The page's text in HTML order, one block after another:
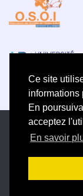
Ce site
informations
En
acceptez
En savoir
Plan du site—
Créé et